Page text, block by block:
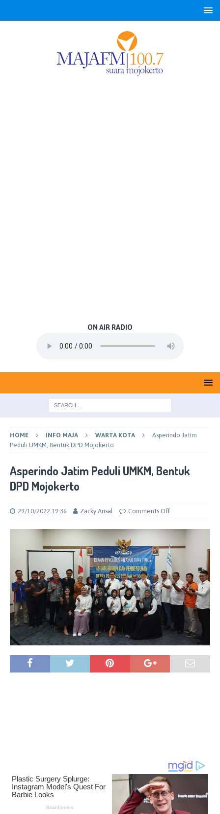
ON AIR RADIO
HOME INFO MAJA WARTA KOTA
Asperindo Jatim
Peduli UMKM, Bentuk DPD Mojokerto
Asperindo Jatim Peduli UMKM, Bentuk
DPD Mojokerto
29/10/2022 19:36 Zacky Arisal Comments Off